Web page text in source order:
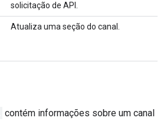
solicitação de API.
Atualiza uma seção do canal.
contém informações sobre um canal